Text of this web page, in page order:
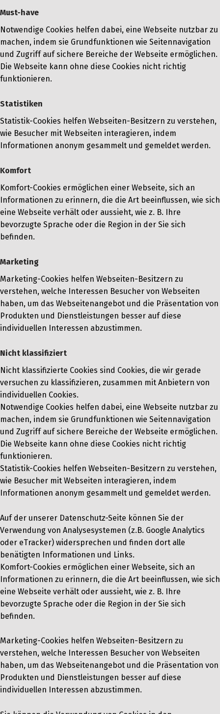
Must-have
Notwendige Cookies helfen dabei, eine Webseite nutzbar zu
machen, indem sie Grundfunktionen wie Seitennavigation
und Zugriff auf sichere Bereiche der Webseite ermöglichen.
Die Webseite kann ohne diese Cookies nicht richtig
funktionieren.
Statistiken
Statistik-Cookies helfen Webseiten-Besitzern zu verstehen,
wie Besucher mit Webseiten interagieren, indem
Informationen anonym gesammelt und gemeldet werden.
Komfort
Komfort-Cookies ermöglichen einer Webseite, sich an
Informationen zu erinnern, die die Art beeinflussen, wie sich
eine Webseite verhält oder aussieht, wie z. B. Ihre
bevorzugte Sprache oder die Region in der Sie sich
befinden.
Marketing
Marketing-Cookies helfen Webseiten-Besitzern zu
verstehen, welche Interessen Besucher von Webseiten
haben, um das Webseitenangebot und die Präsentation von
Produkten und Dienstleistungen besser auf diese
individuellen Interessen abzustimmen.
Nicht klassifiziert
Nicht klassifizierte Cookies sind Cookies, die wir gerade
versuchen zu klassifizieren, zusammen mit Anbietern von
individuellen Cookies.
Notwendige Cookies helfen dabei, eine Webseite nutzbar zu
machen, indem sie Grundfunktionen wie Seitennavigation
und Zugriff auf sichere Bereiche der Webseite ermöglichen.
Die Webseite kann ohne diese Cookies nicht richtig
funktionieren.
Statistik-Cookies helfen Webseiten-Besitzern zu verstehen,
wie Besucher mit Webseiten interagieren, indem
Informationen anonym gesammelt und gemeldet werden.
Auf der unserer Datenschutz-Seite können Sie der
Verwendung von Analysesystemen (z.B. Google Analytics
oder eTracker) widersprechen und finden dort alle
benätigten Informationen und Links.
Komfort-Cookies ermöglichen einer Webseite, sich an
Informationen zu erinnern, die die Art beeinflussen, wie sich
eine Webseite verhält oder aussieht, wie z. B. Ihre
bevorzugte Sprache oder die Region in der Sie sich
befinden.
Marketing-Cookies helfen Webseiten-Besitzern zu
verstehen, welche Interessen Besucher von Webseiten
haben, um das Webseitenangebot und die Präsentation von
Produkten und Dienstleistungen besser auf diese
individuellen Interessen abzustimmen.